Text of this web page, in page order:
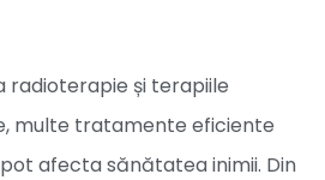
radioterapie și terapiile
multe tratamente eficiente
afecta sănătatea inimii. Din